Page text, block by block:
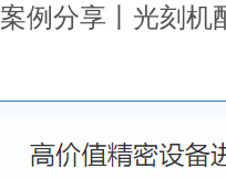
案例分享丨光刻机